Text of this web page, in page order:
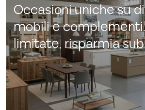
Occasioni uniche su
mobili e
limitate, risparmia